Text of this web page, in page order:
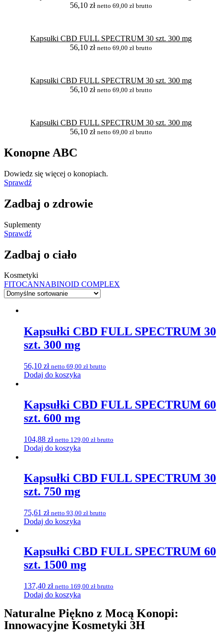
56,10 zł netto 69,00 zł brutto
Kapsułki CBD FULL SPECTRUM 30 szt. 300 mg
56,10 zł netto 69,00 zł brutto
Kapsułki CBD FULL SPECTRUM 30 szt. 300 mg
56,10 zł netto 69,00 zł brutto
Kapsułki CBD FULL SPECTRUM 30 szt. 300 mg
56,10 zł netto 69,00 zł brutto
Konopne ABC
Dowiedz się więcej o konopiach.
Sprawdź
Zadbaj o zdrowie
Suplementy
Sprawdź
Zadbaj o ciało
Kosmetyki
FITOCANNABINOID COMPLEX
Kapsułki CBD FULL SPECTRUM 30
szt. 300 mg
56,10 zł netto 69,00 zł brutto
Dodaj do koszyka
Kapsułki CBD FULL SPECTRUM 60
szt. 600 mg
104,88 zł netto 129,00 zł brutto
Dodaj do koszyka
Kapsułki CBD FULL SPECTRUM 30
szt. 750 mg
75,61 zł netto 93,00 zł brutto
Dodaj do koszyka
Kapsułki CBD FULL SPECTRUM 60
szt. 1500 mg
137,40 zł netto 169,00 zł brutto
Dodaj do koszyka
Naturalne Piękno z Mocą Konopi:
Innowacyjne Kosmetyki 3H